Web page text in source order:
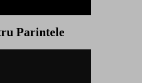
Parintele